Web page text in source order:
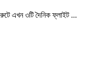
রুটে এখন ৩টি দৈনিক ফ্লাইট ...